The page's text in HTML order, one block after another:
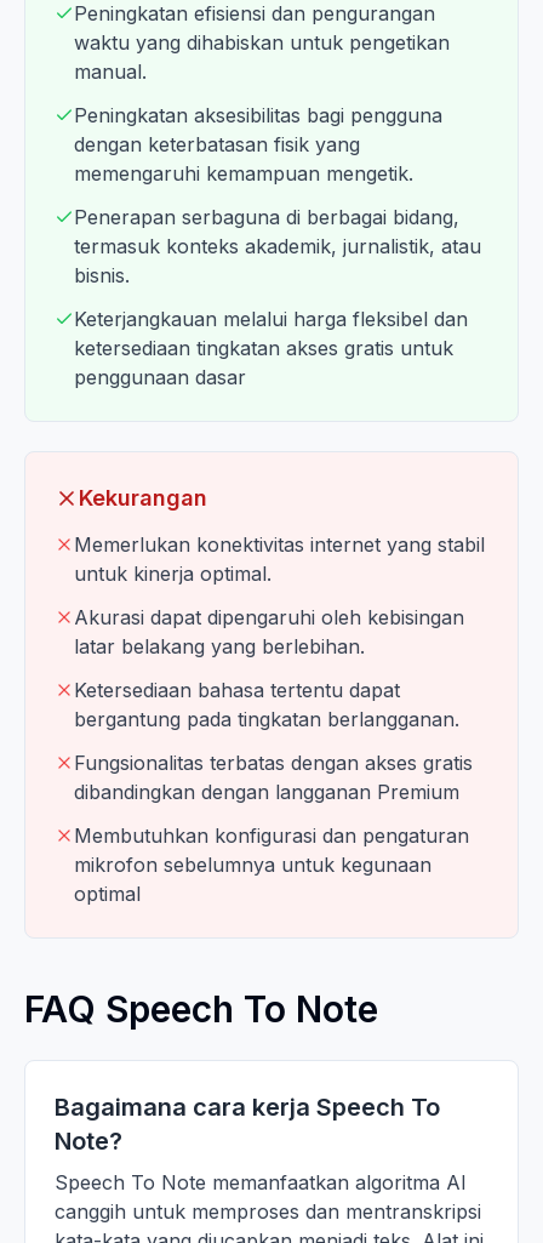
Peningkatan efisiensi dan pengurangan
waktu yang dihabiskan untuk pengetikan
manual.
Peningkatan aksesibilitas bagi pengguna
dengan keterbatasan fisik yang
memengaruhi kemampuan mengetik.
Penerapan serbaguna di berbagai bidang,
termasuk konteks akademik, jurnalistik, atau
bisnis.
Keterjangkauan melalui harga fleksibel dan
ketersediaan tingkatan akses gratis untuk
penggunaan dasar
Kekurangan
Memerlukan konektivitas internet yang stabil
untuk kinerja optimal.
Akurasi dapat dipengaruhi oleh kebisingan
latar belakang yang berlebihan.
Ketersediaan bahasa tertentu dapat
bergantung pada tingkatan berlangganan.
Fungsionalitas terbatas dengan akses gratis
dibandingkan dengan langganan Premium
Membutuhkan konfigurasi dan pengaturan
mikrofon sebelumnya untuk kegunaan
optimal
FAQ Speech To Note
Bagaimana cara kerja Speech To
Note?
Speech To Note memanfaatkan algoritma AI
canggih untuk memproses dan mentranskripsi